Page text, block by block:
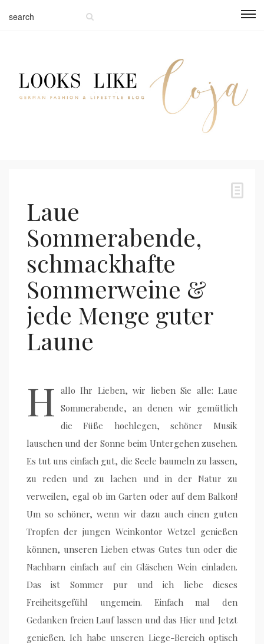
Laue
Sommerabende,
schmackhafte
Sommerweine &
jede Menge guter
Laune
H allo Ihr Lieben, wir lieben Sie alle: Laue
Sommerabende, an denen wir gemütlich
die Füße hochlegen, schöner Musik
lauschen und der Sonne beim Untergehen zusehen.
Es tut uns einfach gut, die Seele baumeln zu lassen,
zu reden und zu lachen und in der Natur zu
verweilen, egal ob im Garten oder auf dem Balkon!
Um so schöner, wenn wir dazu auch einen guten
Tropfen der jungen Weinkontor Wetzel genießen
können, unseren Lieben etwas Gutes tun oder die
Nachbarn einfach auf ein Gläschen Wein einladen.
Das ist Sommer pur und ich liebe dieses
Freiheitsgefühl ungemein. Einfach mal den
Gedanken freien Lauf lassen und das Hier und Jetzt
genießen. Ich habe unseren Liege-Bereich optisch